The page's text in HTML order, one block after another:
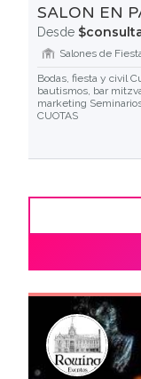
SALON EN
Desde
Salones de
Bodas, fiesta y civil
bautismos, bar
marketing
CUOTAS